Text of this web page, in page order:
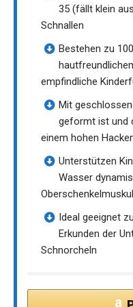
35 (fällt klein
Schnallen
Bestehen zu
empfindliche
Mit
geformt ist und
einem hohen
Unterstützen
Wasser
Ideal geeignet
Erkunden der
Schnorcheln